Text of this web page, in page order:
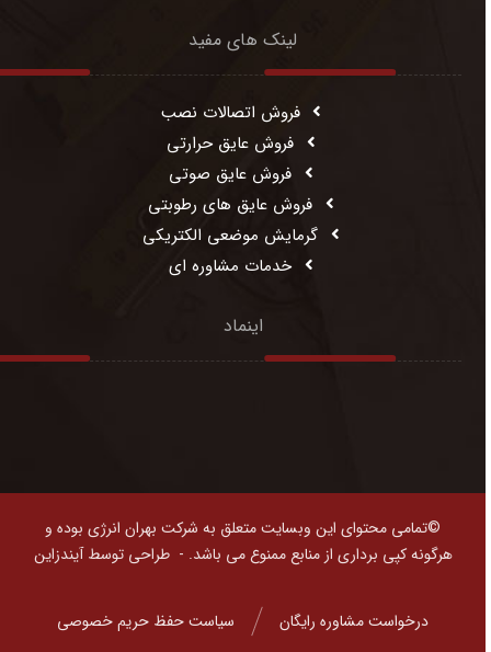
لینک های مفید
فروش اتصالات نصب
فروش عایق حرارتی
فروش عایق صوتی
فروش عایق های رطوبتی
گرمایش موضعی الکتریکی
خدمات مشاوره ای
اینماد
©تمامی محتوای این وبسایت متعلق به شرکت بهران انرژی بوده و
هرگونه کپی برداری از منابع ممنوع می باشد. -طراحی توسط آیندزاین
سیاست حفظ حریم خصوصی درخواست مشاوره رایگان